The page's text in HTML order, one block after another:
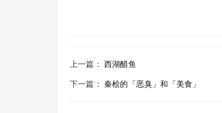
上一篇 ：西湖醋鱼
下一篇 ：秦桧的「恶臭」和「美食」